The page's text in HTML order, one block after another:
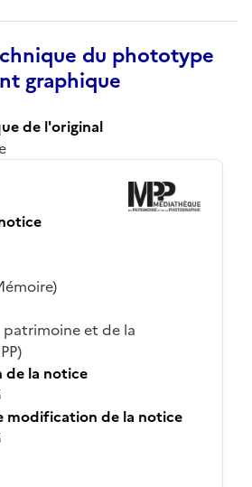
du phototype
graphique
de l'original
et de la
de la notice
modification de la notice